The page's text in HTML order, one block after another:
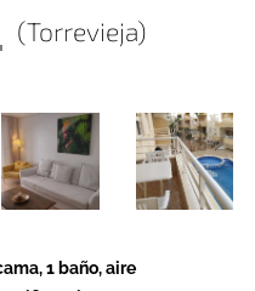
(Torrevieja)
1 baño, aire